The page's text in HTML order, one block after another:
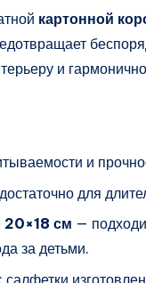
картонной
и
и
для
20×18 см —
за детьми.
: салфетки